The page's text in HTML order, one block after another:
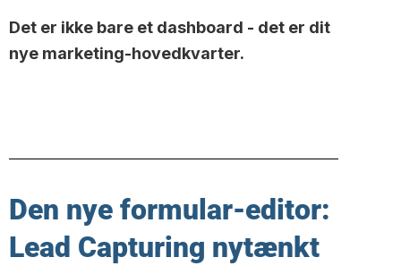
Det er ikke bare et dashboard - det er dit
nye marketing-hovedkvarter.
Den nye formular-editor:
Lead Capturing nytænkt